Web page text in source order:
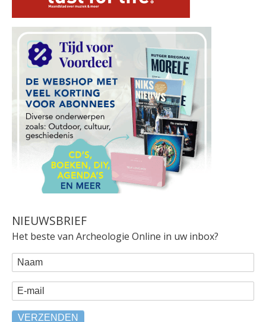
NIEUWSBRIEF
Het beste van Archeologie Online in uw inbox?
WEBFORM
Naam
E-mail